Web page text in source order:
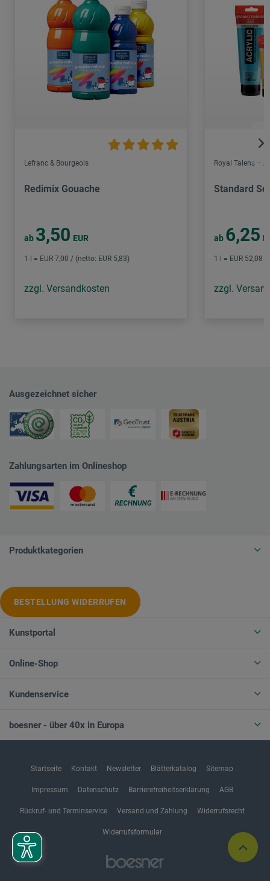
Lefranc & Bourgeois
Redimix Gouache
ab 3,50 EUR
1 l = EUR 7,00 / (netto: EUR 5,83)
zzgl. Versandkosten
Royal Talens –
Standard
ab 6,25
1 l = EUR 52,08
zzgl.
Ausgezeichnet sicher
Zahlungsarten im Onlineshop
Produktkategorien
BESTELLUNG WIDERRUFEN
Kunstportal
Online-Shop
Kundenservice
boesner - über 40x in Europa
Startseite Kontakt Newsletter Blätterkatalog Sitemap
Impressum Datenschutz Barrierefreiheitserklärung AGB
Rückruf- und Terminservice Versand und Zahlung Widerrufsrecht
Widerrufsformular